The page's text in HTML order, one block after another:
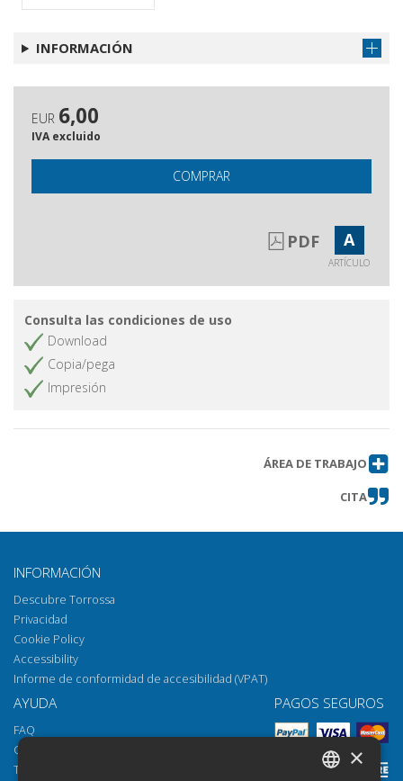
INFORMACIÓN
EUR 6,00
IVA excluido
COMPRAR
PDF A
ARTÍCULO
Consulta las condiciones de uso
Download
Copia/pega
Impresión
ÁREA DE TRABAJO
CITA
INFORMACIÓN
Descubre Torrossa
Privacidad
Cookie Policy
Accessibility
Informe de conformidad de accesibilidad (VPAT)
AYUDA
FAQ
Cómo abrir los archivos
Torrossa Reader
PAGOS SEGUROS
×